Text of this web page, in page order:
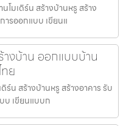
โมเดิร์น สร้างบ้านหรู สร้าง
ารออกแบบ เขียนแ
างบ้าน ออกแบบบ้าน
ย
ร์น สร้างบ้านหรู สร้างอาคาร รับ
บ เขียนแบบก